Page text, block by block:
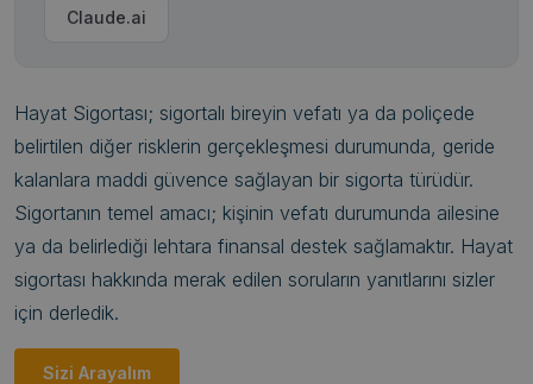
Claude.ai
Hayat Sigortası; sigortalı bireyin vefatı ya da poliçede
belirtilen diğer risklerin gerçekleşmesi durumunda, geride
kalanlara maddi güvence sağlayan bir sigorta türüdür.
Sigortanın temel amacı; kişinin vefatı durumunda ailesine
ya da belirlediği lehtara finansal destek sağlamaktır. Hayat
sigortası hakkında merak edilen soruların yanıtlarını sizler
için derledik.
Sizi Arayalım